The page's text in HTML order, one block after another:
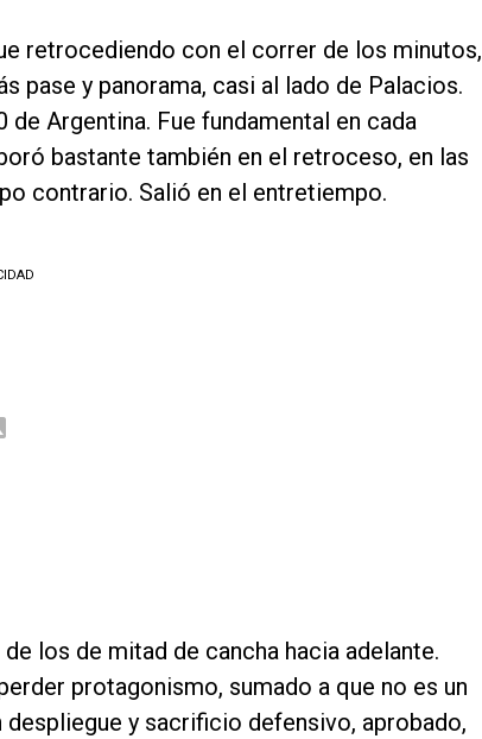
retrocediendo con el correr de los minutos,
pase y panorama, casi al lado de Palacios.
Argentina. Fue fundamental en cada
bastante también en el retroceso, en las
contrario. Salió en el entretiempo.
los de mitad de cancha hacia adelante.
protagonismo, sumado a que no es un
y sacrificio defensivo, aprobado,